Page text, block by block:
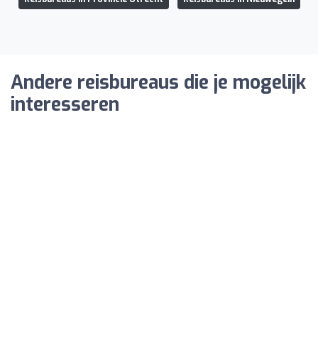
Andere reisbureaus die je mogelijk
interesseren